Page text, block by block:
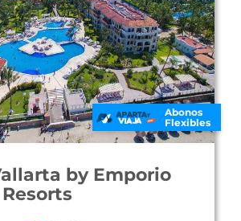
Abonos
Flexibles
Nuevo